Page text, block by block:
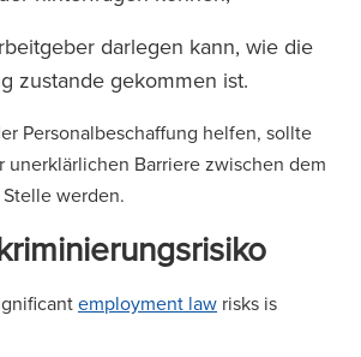
darlegen kann, wie die
zustande gekommen ist.
Personalbeschaffung helfen, sollte
unerklärlichen Barriere zwischen dem
werden.
employment law risks is